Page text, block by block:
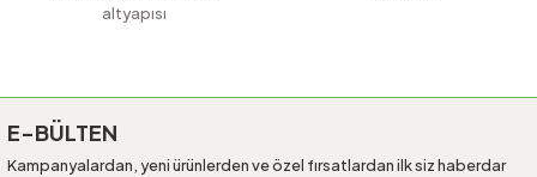
altyapısı
E-BÜLTEN
Kampanyalardan, yeni ürünlerden ve özel fırsatlardan ilk siz haberdar